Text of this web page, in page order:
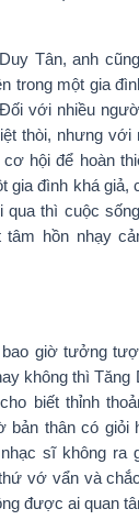
Tân, anh
trong một gia
với nhiều
thòi, nhưng
hội để hoàn
gia đình khá giả,
qua thì cuộc
tâm hồn nhạy
giờ tưởng
không thì Tăng
biết thỉnh
bản thân có giỏi
sĩ không ra
vớ vẩn và
được ai quan